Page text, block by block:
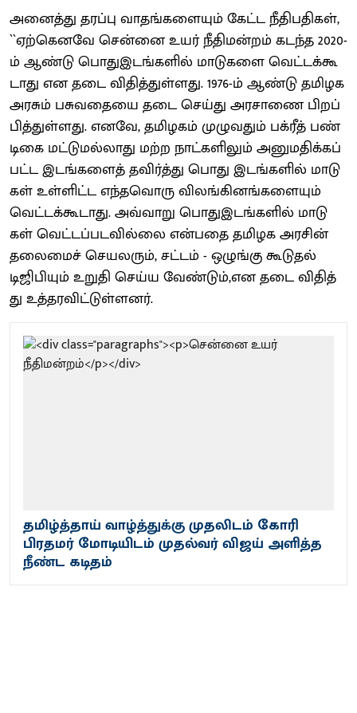
அனைத்து தரப்பு வாதங்​களை​யும் கேட்ட நீதிப​தி​கள்,
``ஏற்​கெனவே சென்னை உயர் நீதி​மன்​றம் கடந்த 2020-
ம் ஆண்டு பொதுஇடங்​களில் மாடு​களை வெட்​டக்​கூ​
டாது என தடை விதித்​துள்​ளது. 1976-ம் ஆண்டு தமிழக
அரசும் பசுவதையை தடை செய்து அரசாணை பிறப்​
பித்​துள்​ளது. எனவே, தமிழகம் முழு​வதும் பக்​ரீத் பண்​
டிகை மட்​டுமல்​லாது மற்ற நாட்​களி​லும் அனு​ம​திக்​கப்​
பட்ட இடங்​களைத் தவிர்த்து பொது இடங்​களில் மாடு​
கள் உள்​ளிட்ட எந்​தவொரு விலங்​கினங்​களை​யும்
வெட்​டக்​கூ​டாது. அவ்​வாறு பொதுஇடங்​களில் மாடு​
கள் வெட்​டப்​பட​வில்லை என்​பதை தமிழக அரசின்
தலை​மைச் செயலரும், சட்​டம் - ஒழுங்கு கூடு​தல்
டிஜிபி​யும் உறுதி செய்ய வேண்​டும்​,என தடை வி​தித்​
து உத்​தர​விட்​டுள்​ளனர்​.
தமிழ்த்தாய் வாழ்த்துக்கு முதலிடம் கோரி
பிரதமர் மோடியிடம் முதல்வர் விஜய் அளித்த
நீண்ட கடிதம்